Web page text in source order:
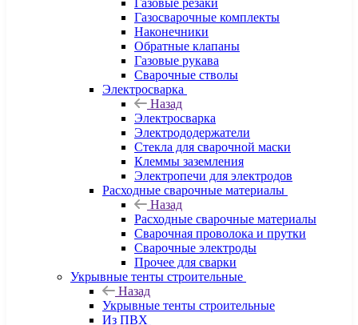
Газовые резаки
Газосварочные комплекты
Наконечники
Обратные клапаны
Газовые рукава
Сварочные стволы
Электросварка
Назад
Электросварка
Электрододержатели
Стекла для сварочной маски
Клеммы заземления
Электропечи для электродов
Расходные сварочные материалы
Назад
Расходные сварочные материалы
Сварочная проволока и прутки
Сварочные электроды
Прочее для сварки
Укрывные тенты строительные
Назад
Укрывные тенты строительные
Из ПВХ